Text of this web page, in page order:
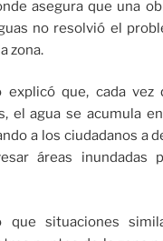
asegura que una
no resolvió el
zona.
explicó que, cada vez
el agua se acumula
a los ciudadanos a
áreas inundadas
que situaciones